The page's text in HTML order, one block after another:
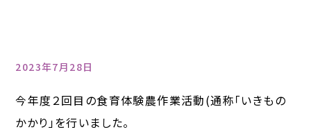
2023年7月28日
今年度２回目の食育体験農作業活動(通称「いきもの
かかり」を行いました。